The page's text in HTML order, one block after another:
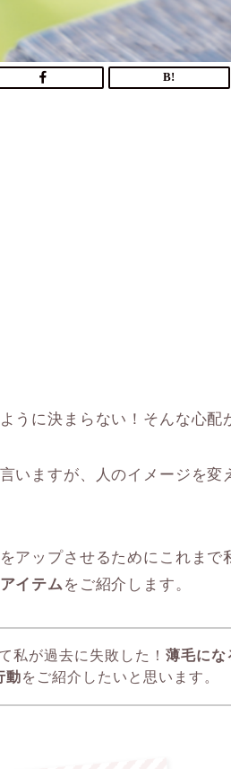
うに決まらない！そんな心配
いますが、人のイメージを変
アップさせるためにこれま
イテム をご紹介します。
私が過去に失敗した！薄毛にな
動をご紹介したいと思います。